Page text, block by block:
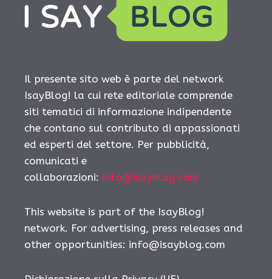
Il presente sito web è parte del network
IsayBlog! la cui rete editoriale comprende
siti tematici di informazione indipendente
che contano sul contributo di appassionati
ed esperti del settore. Per pubblicità,
comunicati e
collaborazioni: info@isayblog.com
This website is part of the IsayBlog!
network. For advertising, press releases and
other opportunities: info@isayblog.com